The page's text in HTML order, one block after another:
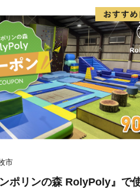
な周防大島へ
市
ンポリンの森 RolyPoly』で